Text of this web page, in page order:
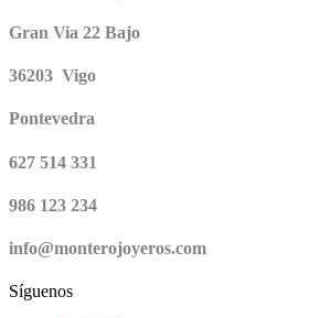
Gran Via 22 Bajo
36203 Vigo
Pontevedra
627 514 331
986 123 234
info@monterojoyeros.com
Síguenos